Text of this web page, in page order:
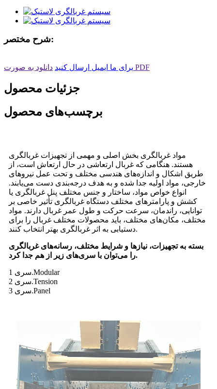
شرح مختصر:
برای ما ایمیل ارسال کنید دانلود به صورت PDF
جزئیات محصول
برچسب‌های محصول
مواد غربالگری بخش اصلی و مهمی از تجهیزات غربالگری
هستند. هنگامی که غربال ارتعاشی در حال ارتعاش است، از
طریق اشکال و اندازه‌های هندسی مختلف و تحت عمل نیروهای
خارجی، مواد اولیه جدا شده و به هدف درجه‌بندی دست می‌یابند.
انواع خواص مواد، ساختار و جنس مختلف پنل غربالگری یا
کشش و پارامترهای مختلف دستگاه غربالگری تأثیر خاصی بر
توانایی، راندمان، سرعت حرکت و طول عمر غربال دارند. مواد
مختلف، مکان‌های مختلف، باید محصولات مختلف غربال را برای
دستیابی به اثر غربالگری بهتر انتخاب کنند.
بسته به تجهیزات، نیازها و شرایط مختلف، رسانه‌های غربالگری
را می‌توان با سری‌های زیر از هم جدا کرد.
سری 1.Modular
سری 2.Tension
سری 3.Panel